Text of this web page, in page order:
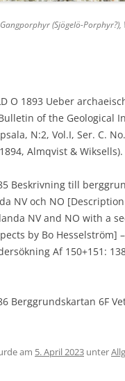
(Sjögelö-
O 1893 Ueber
of the Geological
N:2, Vol.I, Ser. C.
Almqvist & Wiksells).
Beskrivning till
NV och NO
NV and NO with a
by Bo Hesselström]
Af 150+151:
Berggrundskartan 6F
am 5. April 2023 unter